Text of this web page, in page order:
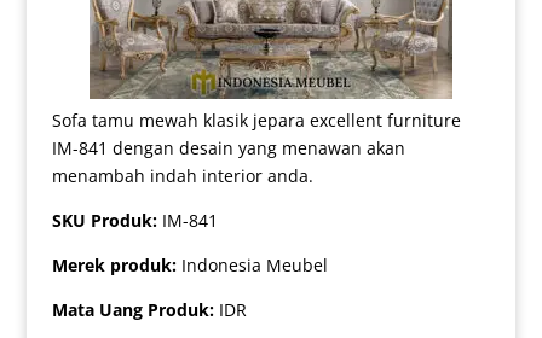
Sofa tamu mewah klasik jepara excellent furniture
IM-841 dengan desain yang menawan akan
menambah indah interior anda.
SKU Produk: IM-841
Merek produk: Indonesia Meubel
Mata Uang Produk: IDR